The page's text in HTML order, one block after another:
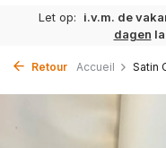
Let op: i.v.m. de
dagen
Retour Accueil Satin